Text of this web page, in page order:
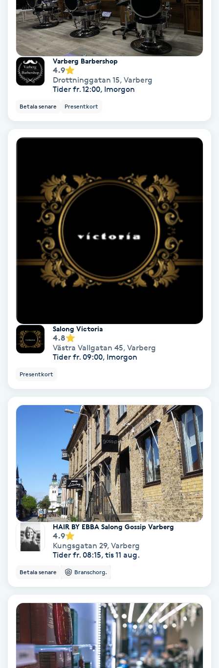
Idrottsmassage
IPL
IPL hårborttagning
IR-massage
Katun fransar
Kemisk peeling
Keratinbehandling
Kinesiologi
Kiropraktik
Klangmassage
Klippning & Slingor
Klippning ungdom
Koppningsmassage
Kosmetisk tatuering
Kostrådgivning
Kroppsinpackning
Kroppspeeling
Käkledsbehandling
Kärlbehandling
Varberg Barbershop
4.9
Drottninggatan 15, Varberg
Tider fr. 12:00, Imorgon
Betala senare Presentkort
Salong Victoria
4.8
Västra Vallgatan 45, Varberg
Tider fr. 09:00, Imorgon
Presentkort
HAIR BY EBBA Salong Gossip Varberg
4.9
Kungsgatan 29, Varberg
Tider fr. 08:15, tis 11 aug.
Betala senare Branschorg.